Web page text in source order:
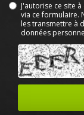
J'autorise ce site
via ce formulaire.
les transmettre à
données
Acceptation
RGPD